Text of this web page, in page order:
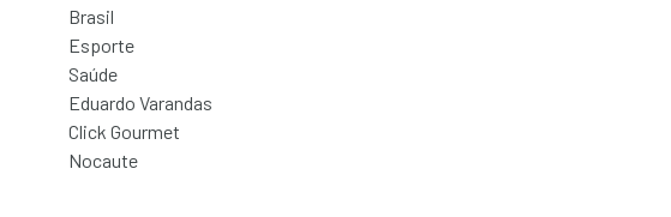
Brasil
Esporte
Saúde
Eduardo Varandas
Click Gourmet
Nocaute